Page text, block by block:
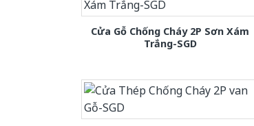
Cửa Gỗ Chống Cháy 2P Sơn Xám
Trắng-SGD